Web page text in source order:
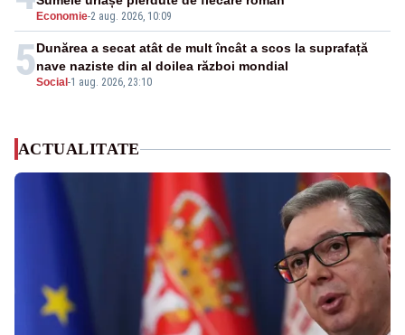
Economie-2 aug. 2026, 10:09
5Social -1 aug. 2026, 23:10
Dunărea a secat atât de mult încât a scos la suprafață
nave naziste din al doilea război mondial
ACTUALITATE